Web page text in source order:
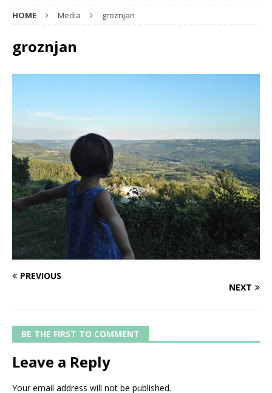
HOME Media groznjan
groznjan
PREVIOUS
NEXT
BE THE FIRST TO COMMENT
Leave a Reply
Your email address will not be published.